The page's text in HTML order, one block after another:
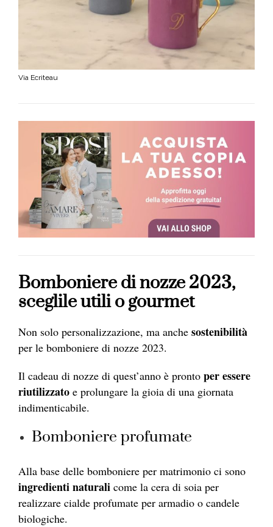
Via Ecriteau
Bomboniere di nozze 2023,
sceglile utili o gourmet
Non solo personalizzazione, ma anche sostenibilità
per le bomboniere di nozze 2023.
Il cadeau di nozze di quest’anno è pronto per essere
riutilizzato e prolungare la gioia di una giornata
indimenticabile.
Bomboniere profumate
Alla base delle bomboniere per matrimonio ci sono
ingredienti naturali come la cera di soia per
realizzare cialde profumate per armadio o candele
biologiche.